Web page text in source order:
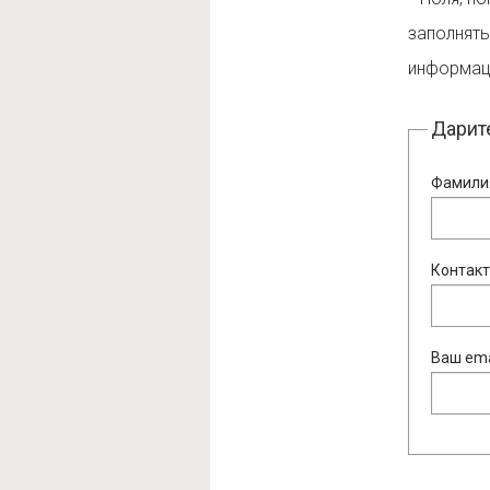
Ваш